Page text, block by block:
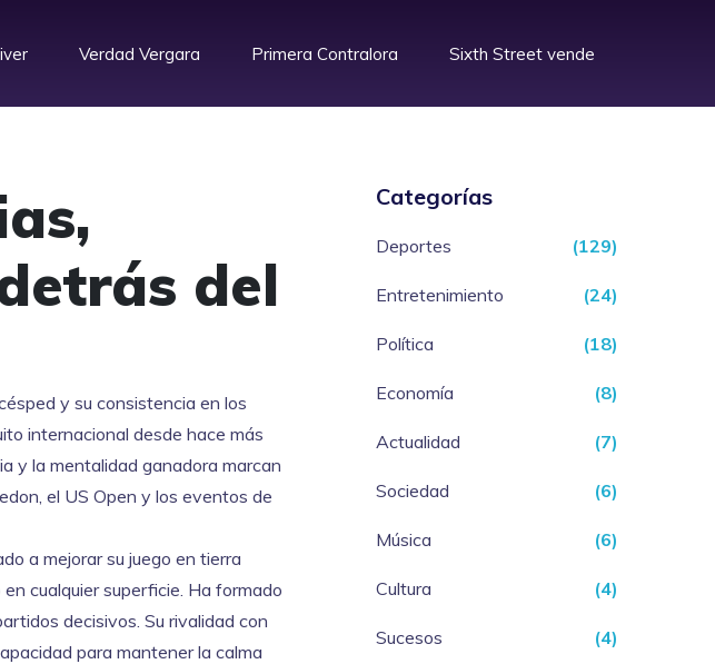
Verdad Vergara Primera Contralora Sixth Street vende
del
y su consistencia en los
internacional desde hace más
y la mentalidad ganadora marcan
el US Open y los eventos de
a mejorar su juego en tierra
cualquier superficie. Ha formado
decisivos. Su rivalidad con
para mantener la calma
Categorías
Deportes (129)
Entretenimiento (24)
Política (18)
Economía (8)
Actualidad (7)
Sociedad (6)
Música (6)
Cultura (4)
Sucesos (4)